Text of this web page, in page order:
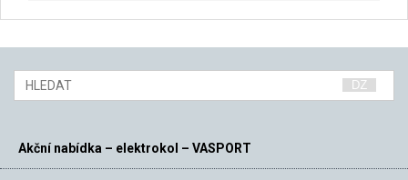
Akční nabídka – elektrokol – VASPORT